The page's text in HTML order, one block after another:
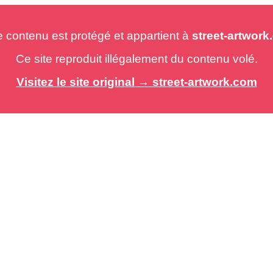
est protégé et appartient à street-
Ce site reproduit illégalement du contenu volé.
Visitez le site original → street-artwork.com